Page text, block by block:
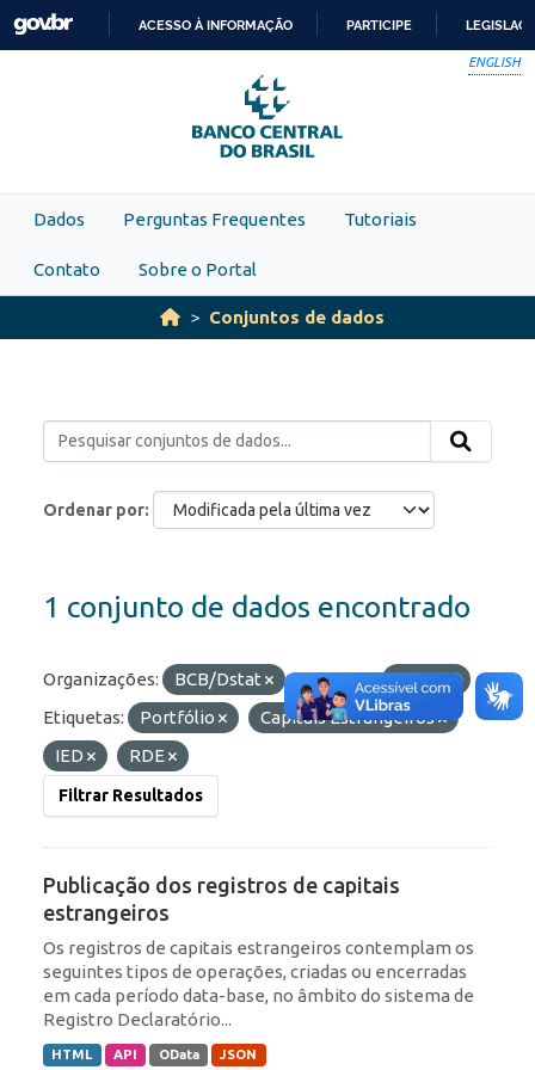
Skip to main content
PARA
O
CONTEÚDO
ACESSO À INFORMAÇÃO PARTICIPE
ENGLISH
Dados Perguntas Frequentes Tutoriais
Contato Sobre o Portal
Conjuntos de dados
Ordenar por
1 conjunto de dados encontrado
Organizações: BCB/Dstat Formatos:
OData
Etiquetas:
Portfólio
Capitais Estrangeiros
IED
RDE
Filtrar Resultados
Publicação dos registros de capitais
estrangeiros
Os registros de capitais estrangeiros contemplam os
seguintes tipos de operações, criadas ou encerradas
em cada período data-base, no âmbito do sistema de
Registro Declaratório...
HTML API OData JSON